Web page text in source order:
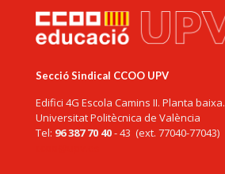
Secció Sindical CCOO UPV
Edifici 4G Escola Camins II. Planta baixa.
Universitat Politècnica de València
Tel: 96 387 70 40- 43 (ext. 77040-77043)